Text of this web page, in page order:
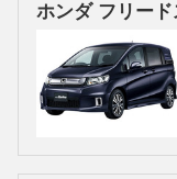
ホンダ フリー